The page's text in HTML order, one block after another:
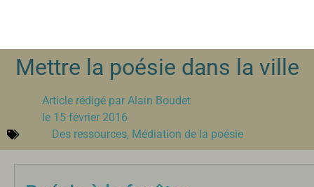
Mettre la poésie dans la ville
Article rédigé par Alain Boudet
le 15 février 2016
Des ressources, Médiation de la poésie